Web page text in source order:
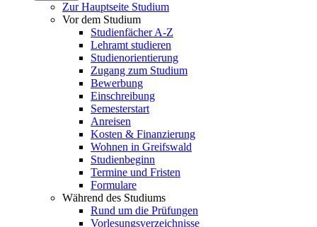
Zur Hauptseite Studium
Vor dem Studium
Studienfächer A-Z
Lehramt studieren
Studienorientierung
Zugang zum Studium
Bewerbung
Einschreibung
Semesterstart
Anreisen
Kosten & Finanzierung
Wohnen in Greifswald
Studienbeginn
Termine und Fristen
Formulare
Während des Studiums
Rund um die Prüfungen
Vorlesungsverzeichnisse